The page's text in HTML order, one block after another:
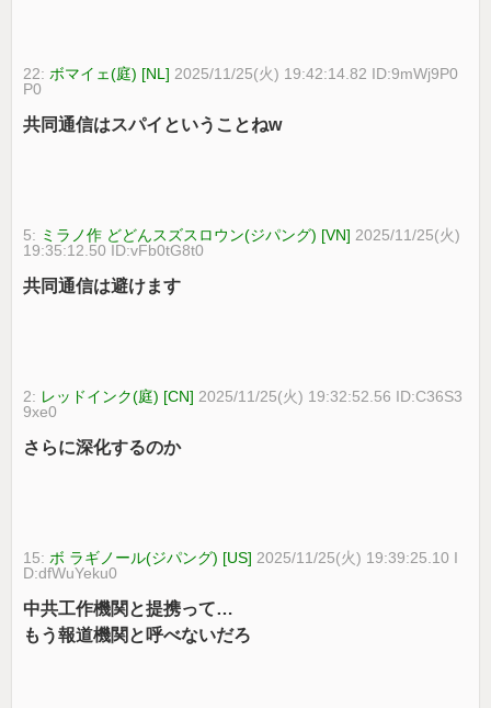
22: ボマイェ(庭) [NL] 2025/11/25(火) 19:42:14.82 ID:9mWj9P0
P0
共同通信はスパイということねw
5: ミラノ作 どどんスズスロウン(ジパング) [VN] 2025/11/25(火)
19:35:12.50 ID:vFb0tG8t0
共同通信は避けます
2: レッドインク(庭) [CN] 2025/11/25(火) 19:32:52.56 ID:C36S3
9xe0
さらに深化するのか
15: ボ ラギノール(ジパング) [US] 2025/11/25(火) 19:39:25.10 I
D:dfWuYeku0
中共工作機関と提携って…
もう報道機関と呼べないだろ